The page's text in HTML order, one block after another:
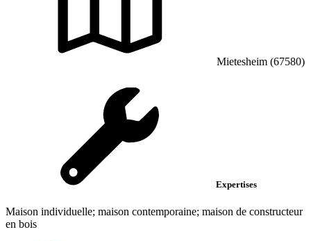
Mietesheim (67580)
Expertises
Maison individuelle; maison contemporaine; maison de constructeur
en bois